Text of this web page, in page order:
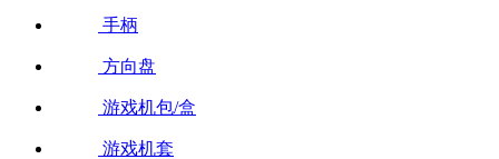
手柄
方向盘
游戏机包/盒
游戏机套